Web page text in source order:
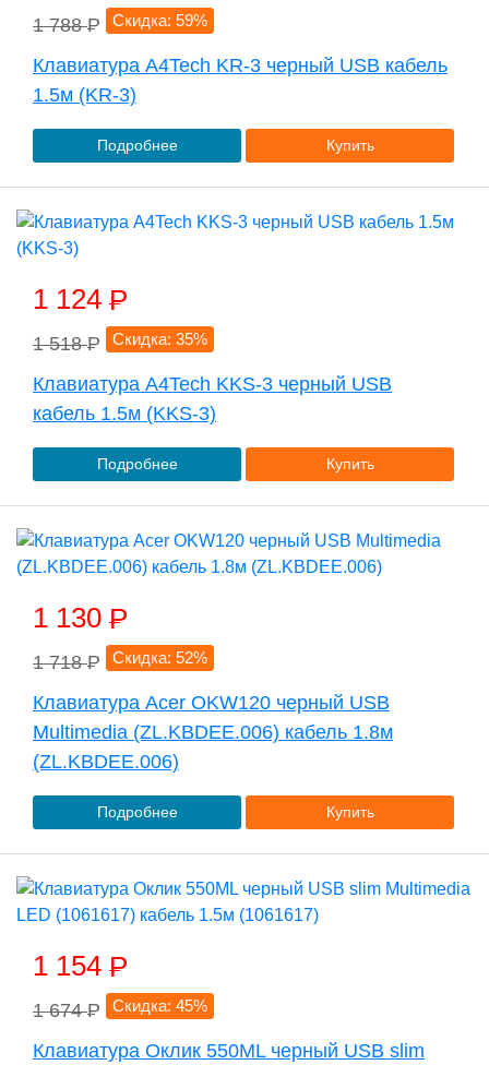
1 788P Скидка: 59%
Клавиатура A4Tech KR-3 черный USB кабель
1.5м (KR-3)
Подробнее Купить
1 124 P
1 518P Скидка: 35%
Клавиатура A4Tech KKS-3 черный USB
кабель 1.5м (KKS-3)
Подробнее Купить
1 130 P
1 718P Скидка: 52%
Клавиатура Acer OKW120 черный USB
Multimedia (ZL.KBDEE.006) кабель 1.8м
(ZL.KBDEE.006)
Подробнее Купить
1 154 P
1 674P Скидка: 45%
Клавиатура Оклик 550ML черный USB slim